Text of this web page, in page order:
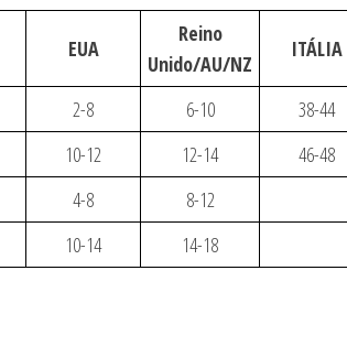
EUA
Reino
Unido/AU/NZ
ITÁLIA
2-8 6-10 38-44
10-12 12-14 46-48
4-8
8-12
10-14
14-18